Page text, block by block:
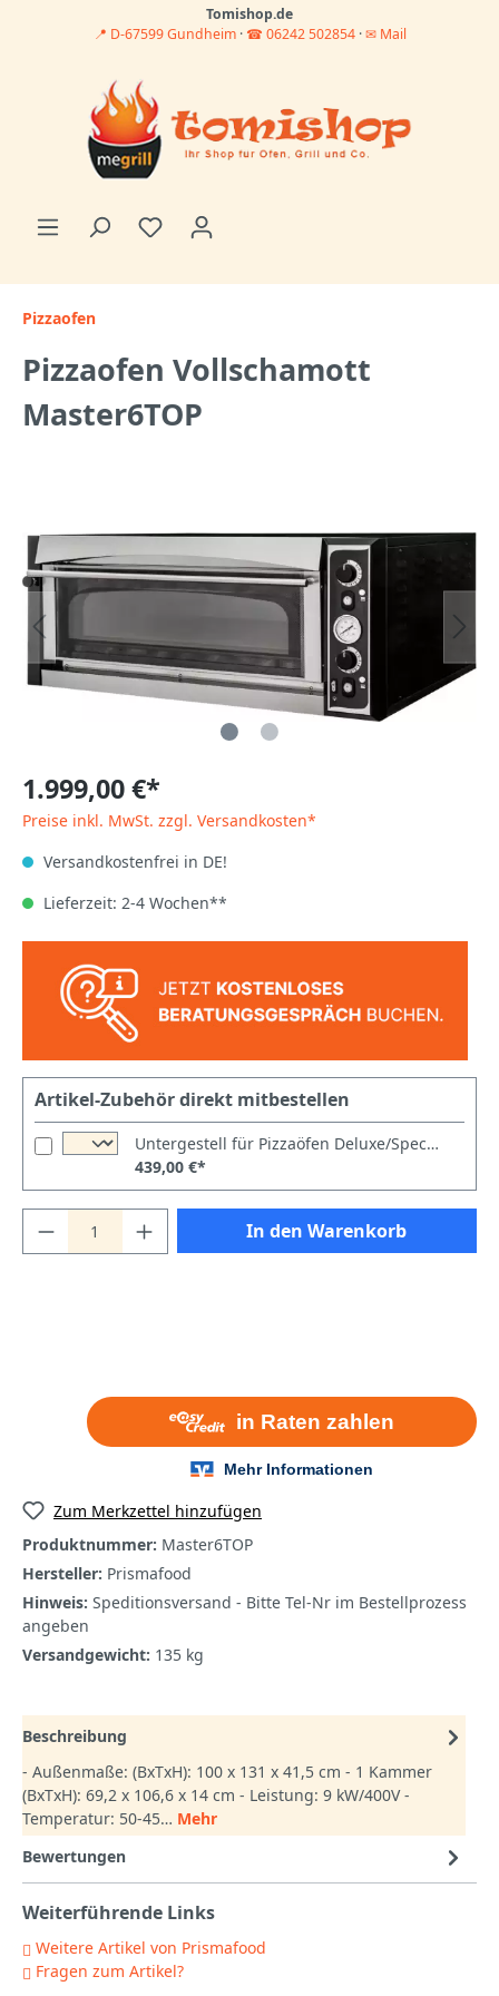
Tomishop.de
📍 D-67599 Gundheim · ☎ 06242 502854·✉ Mail
Pizzaofen
Pizzaofen Vollschamott
Master6TOP
1.999,00 €*
Preise inkl. MwSt. zzgl. Versandkosten*
Versandkostenfrei in DE!
Lieferzeit: 2-4 Wochen**
Artikel-Zubehör direkt mitbestellen
Untergestell für Pizzaöfen Deluxe/Special/Power/Italia/Master 6
439,00 €*
In den Warenkorb
Zum Merkzettel hinzufügen
Produktnummer: Master6TOP
Hersteller: Prismafood
Hinweis: Speditionsversand - Bitte Tel-Nr im Bestellprozess
angeben
Versandgewicht: 135 kg
Beschreibung
- Außenmaße: (BxTxH): 100 x 131 x 41,5 cm - 1 Kammer
(BxTxH): 69,2 x 106,6 x 14 cm - Leistung: 9 kW/400V -
Temperatur: 50-45… Mehr
Bewertungen
Weiterführende Links
Weitere Artikel von Prismafood
Fragen zum Artikel?